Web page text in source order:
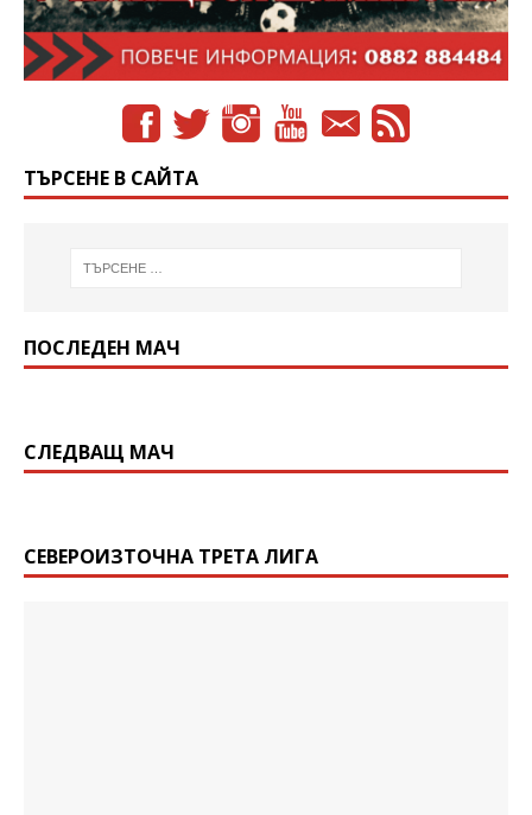
ТЪРСЕНЕ В САЙТА
ПОСЛЕДЕН МАЧ
СЛЕДВАЩ МАЧ
СЕВЕРОИЗТОЧНА ТРЕТА ЛИГА